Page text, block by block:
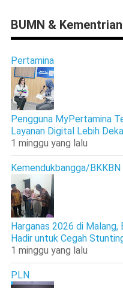
BUMN & Kementrian
Pertamina
Pengguna MyPertamina
Layanan Digital Lebih
1 minggu yang lalu
Kemendukbangga/BKKBN
Harganas 2026 di
Hadir untuk Cegah
1 minggu yang lalu
PLN